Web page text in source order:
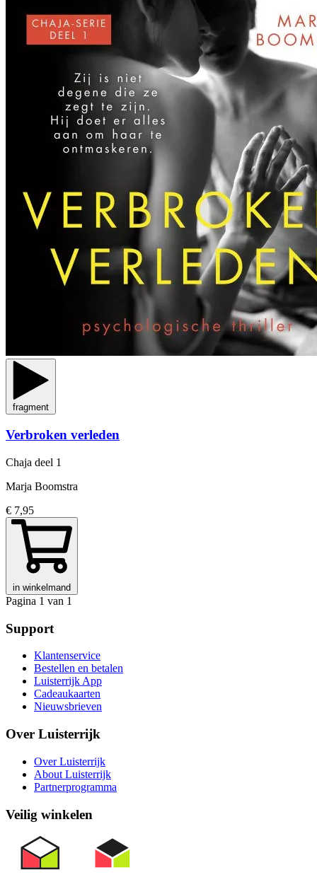
fragment
Verbroken verleden
Chaja deel 1
Marja Boomstra
€ 7,95
in winkelmand
Pagina 1 van 1
Support
Klantenservice
Bestellen en betalen
Luisterrijk App
Cadeaukaarten
Nieuwsbrieven
Over Luisterrijk
Over Luisterrijk
About Luisterrijk
Partnerprogramma
Veilig winkelen